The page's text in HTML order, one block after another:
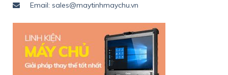
Email: sales@maytinhmaychu.vn